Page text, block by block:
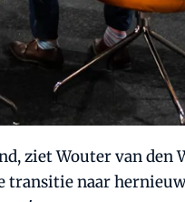
ziet Wouter van den
transitie naar